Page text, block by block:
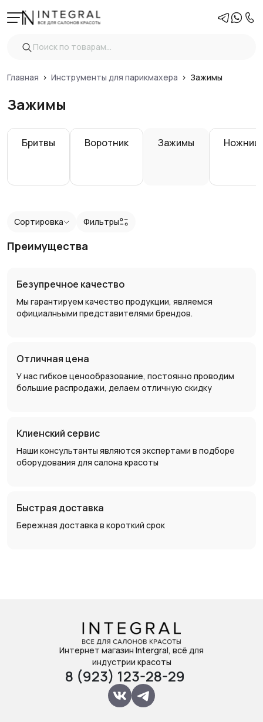
Главная Инструменты для парикмахера Зажимы
Зажимы
Бритвы Воротник Зажимы
Очистить
Сортировка Фильтры
Преимущества
Безупречное качество
Мы гарантируем качество продукции, являемся
официалньыми представителями брендов.
Отличная цена
У нас гибкое ценообразование, постоянно проводим
большие распродажи, делаем отличную скидку
Клиенский сервис
Наши консультанты являются экспертами в подборе
оборудования для салона красоты
Быстрая доставка
Бережная доставка в короткий срок
Интернет магазин Intergral, всё для
индустрии красоты
8 (923) 123-28-29